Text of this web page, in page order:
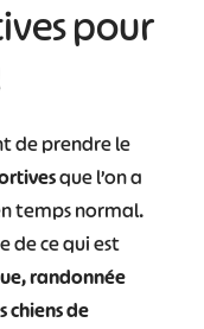
pour
de prendre le
que l’on a
temps normal.
de ce qui est
randonnée
chiens de